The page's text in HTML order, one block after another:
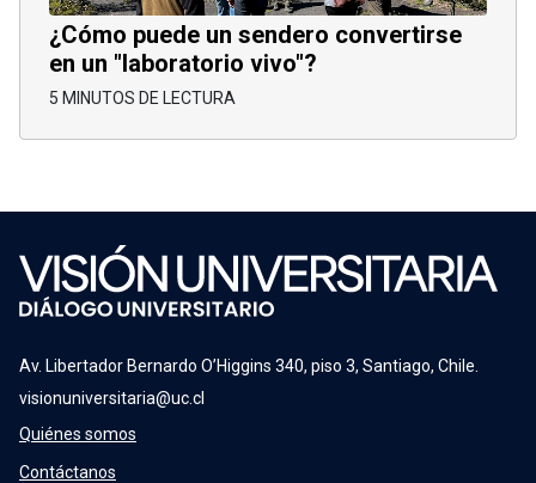
¿Cómo puede un sendero convertirse
en un "laboratorio vivo"?
5 MINUTOS DE LECTURA
Av. Libertador Bernardo O’Higgins 340, piso 3, Santiago, Chile.
visionuniversitaria@uc.cl
Quiénes somos
Contáctanos